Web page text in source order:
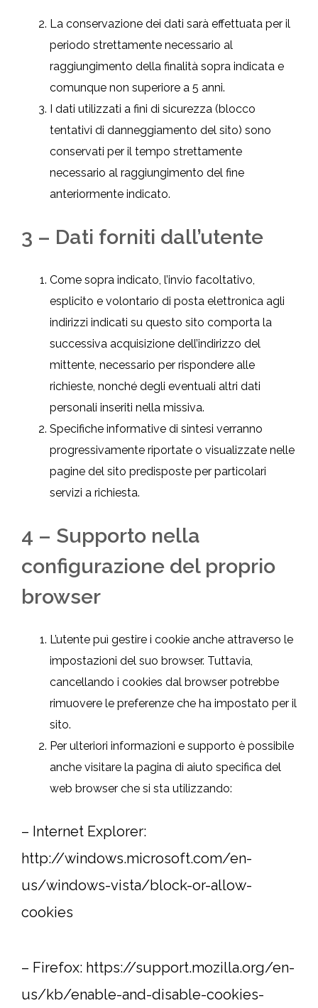
La conservazione dei dati sarà effettuata per il
periodo strettamente necessario al
raggiungimento della finalità sopra indicata e
comunque non superiore a 5 anni.
I dati utilizzati a fini di sicurezza (blocco
tentativi di danneggiamento del sito) sono
conservati per il tempo strettamente
necessario al raggiungimento del fine
anteriormente indicato.
3 – Dati forniti dall’utente
Come sopra indicato, l’invio facoltativo,
esplicito e volontario di posta elettronica agli
indirizzi indicati su questo sito comporta la
successiva acquisizione dell’indirizzo del
mittente, necessario per rispondere alle
richieste, nonché degli eventuali altri dati
personali inseriti nella missiva.
Specifiche informative di sintesi verranno
progressivamente riportate o visualizzate nelle
pagine del sito predisposte per particolari
servizi a richiesta.
4 – Supporto nella
configurazione del proprio
browser
L’utente puì gestire i cookie anche attraverso le
impostazioni del suo browser. Tuttavia,
cancellando i cookies dal browser potrebbe
rimuovere le preferenze che ha impostato per il
sito.
Per ulteriori informazioni e supporto è possibile
anche visitare la pagina di aiuto specifica del
web browser che si sta utilizzando:
– Internet Explorer:
http://windows.microsoft.com/en-
us/windows-vista/block-or-allow-
cookies
– Firefox: https://support.mozilla.org/en-
us/kb/enable-and-disable-cookies-